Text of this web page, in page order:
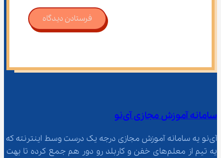
فرستادن دیدگاه
سامانه آموزش مجازی آی‌نو
آی‌نو یه سامانه آموزش مجازی درجه یک درست وسط اینترنته که
یه تیم از معلم‌‌های خفن و کاربلد رو دور هم جمع کرده تا بهت